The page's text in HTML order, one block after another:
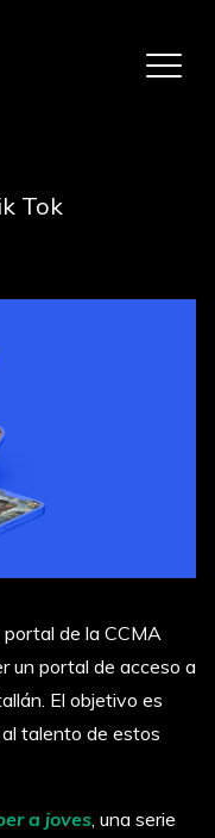
Tok
portal de la CCMA
un portal de acceso a
El objetivo es
talento de estos
a joves , una serie